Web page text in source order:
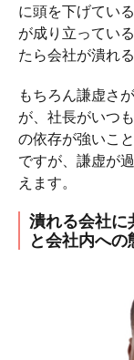
に頭を下げてい
が成り立ってい
たら会社が潰れ
もちろん謙虚さ
が、社長がいつ
の依存が強いこ
ですが、謙虚が
えます。
潰れる会社
と会社内への